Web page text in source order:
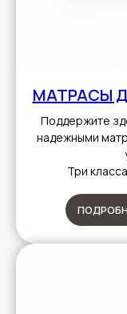
МАТРАСЫ
Поддержите
надежными
Три